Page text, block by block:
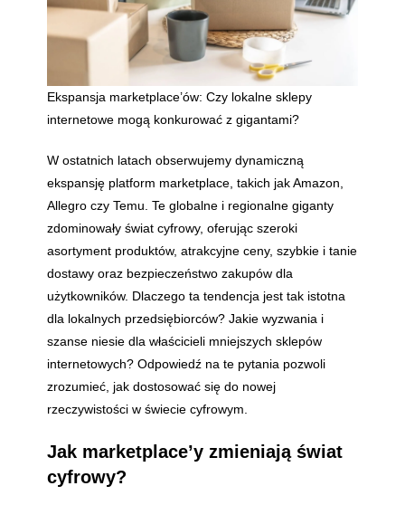
Ekspansja marketplace’ów: Czy lokalne sklepy
internetowe mogą konkurować z gigantami?
W ostatnich latach obserwujemy dynamiczną
ekspansję platform marketplace, takich jak Amazon,
Allegro czy Temu. Te globalne i regionalne giganty
zdominowały świat cyfrowy, oferując szeroki
asortyment produktów, atrakcyjne ceny, szybkie i tanie
dostawy oraz bezpieczeństwo zakupów dla
użytkowników. Dlaczego ta tendencja jest tak istotna
dla lokalnych przedsiębiorców? Jakie wyzwania i
szanse niesie dla właścicieli mniejszych sklepów
internetowych? Odpowiedź na te pytania pozwoli
zrozumieć, jak dostosować się do nowej
rzeczywistości w świecie cyfrowym.
Jak marketplace’y zmieniają świat
cyfrowy?